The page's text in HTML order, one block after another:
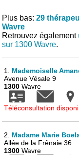
Plus bas:29
Wavre
Retrouvez également
sur 1300 Wavre.
1. Mademoiselle
Avenue Vésale 9
1300 Wavre
Téléconsultation
2. Madame Marie
Allée de la Frênaie 36
1300 Wavre